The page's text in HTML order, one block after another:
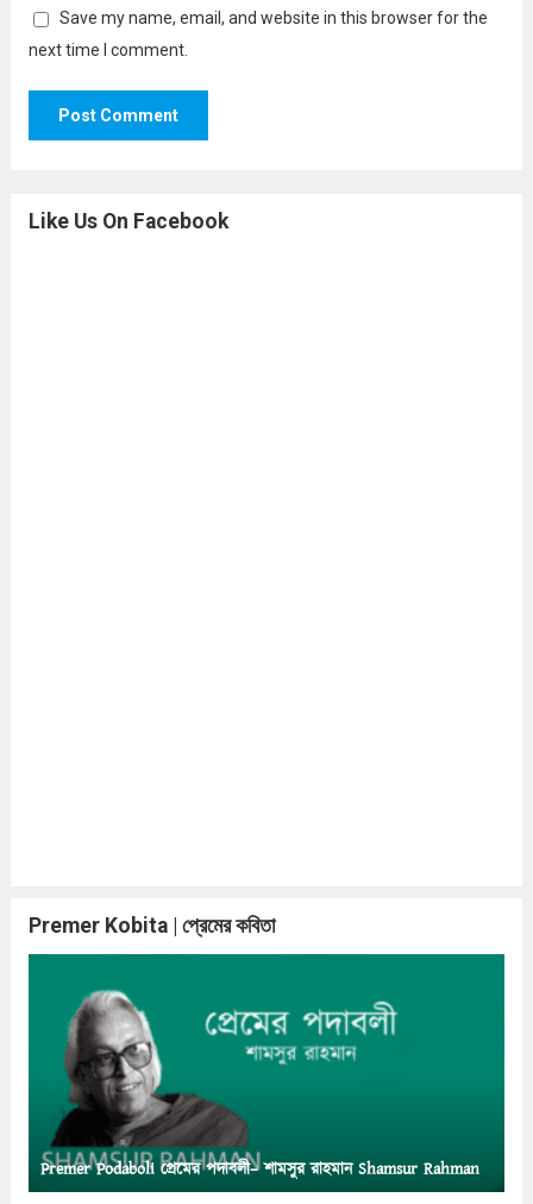
Save my name, email, and website in this browser for the
next time I comment.
Like Us On Facebook
Premer Kobita | প্রেমের কবিতা
Premer Podaboli প্রেমের পদাবলী– শামসুর রাহমান Shamsur Rahman